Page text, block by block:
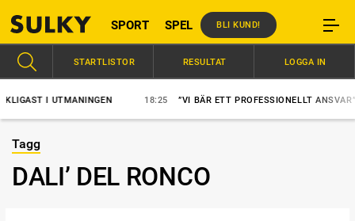
SPORT SPEL BLI KUND!
I UTMANINGEN 18:25 ”VI BÄR ETT PROFESSIONELLT ANSVAR”
STARTLISTOR RESULTAT LOGGA IN
Tagg
DALI’ DEL RONCO